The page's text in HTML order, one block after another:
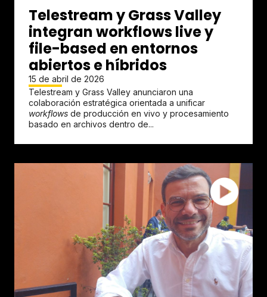
Telestream y Grass Valley
integran workflows live y
file-based en entornos
abiertos e híbridos
15 de abril de 2026
Telestream y Grass Valley anunciaron una
colaboración estratégica orientada a unificar
workflows de producción en vivo y procesamiento
basado en archivos dentro de...